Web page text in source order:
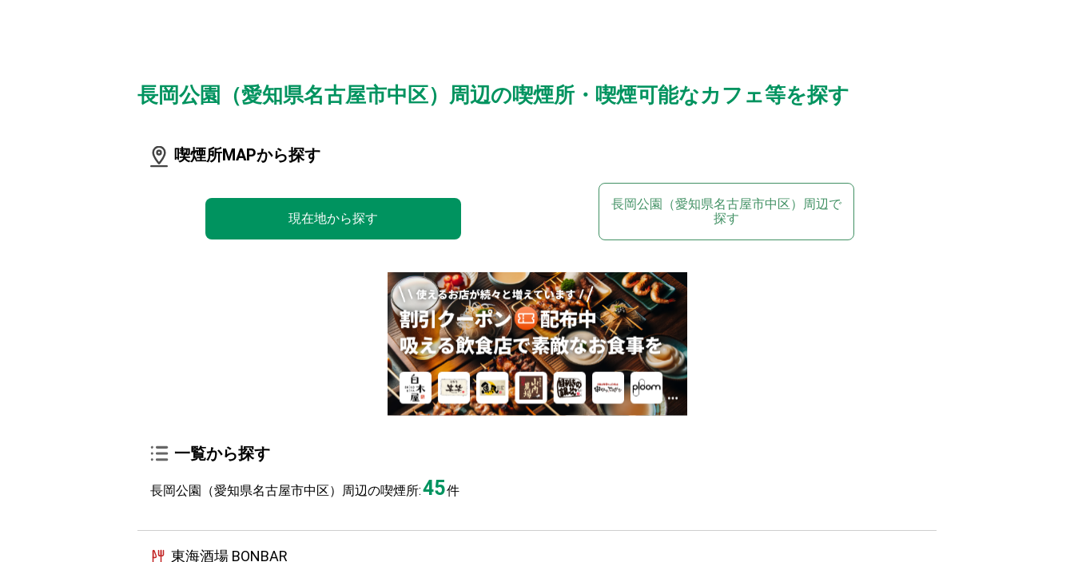
長岡公園（愛知県名古屋市中区）周辺の喫煙所・喫煙可能なカフェ等を探す
喫煙所MAPから探す
現在地から探す
長岡公園（愛知県名古屋市中区）周辺で
探す
一覧から探す
長岡公園（愛知県名古屋市中区）周辺の喫煙所:45件
東海酒場 BONBAR